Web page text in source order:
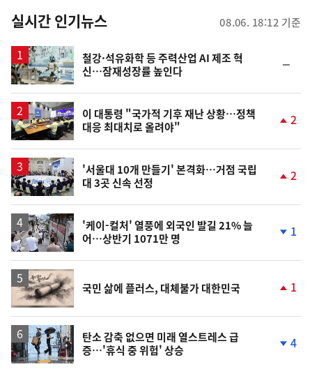
뉴
스
실시간 인기뉴스 08.06. 18:12 기준
철강·석유화학 등 주력산업 AI 제조 혁
신…잠재성장률 높인다
일
이 대통령 "국가적 기후 재난 상황…정책
대응 최대치로 올려야"
상
2
'서울대 10개 만들기' 본격화…거점 국립
대 3곳 신속 선정
상
2
'케이-컬처' 열풍에 외국인 발길 21% 늘
어…상반기 1071만 명
하
1
영
상
국민 삶에 플러스, 대체불가 대한민국
상
1
탄소 감축 없으면 미래 열스트레스 급
증…'휴식 중 위험' 상승
4